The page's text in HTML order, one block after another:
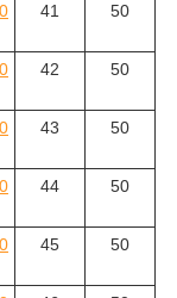
41 50
42 50
43 50
44 50
45 50